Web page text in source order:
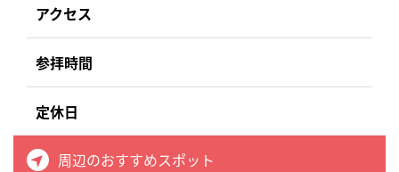
アクセス
参拝時間
定休日
周辺のおすすめスポット